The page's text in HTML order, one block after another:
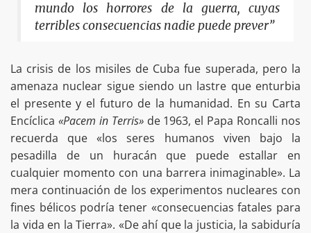
mundo los horrores de la guerra, cuyas
terribles consecuencias nadie puede prever”
La crisis de los misiles de Cuba fue superada, pero la
amenaza nuclear sigue siendo un lastre que enturbia
el presente y el futuro de la humanidad. En su Carta
Encíclica «Pacem in Terris»de 1963, el Papa Roncalli nos
recuerda que «los seres humanos viven bajo la
pesadilla de un huracán que puede estallar en
cualquier momento con una barrera inimaginable». La
mera continuación de los experimentos nucleares con
fines bélicos podría tener «consecuencias fatales para
la vida en la Tierra». «De ahí que la justicia, la sabiduría